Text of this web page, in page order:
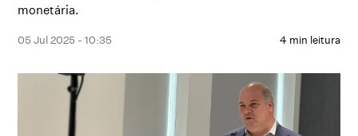
monetária.
05 Jul 2025 - 10:35 4 min leitura